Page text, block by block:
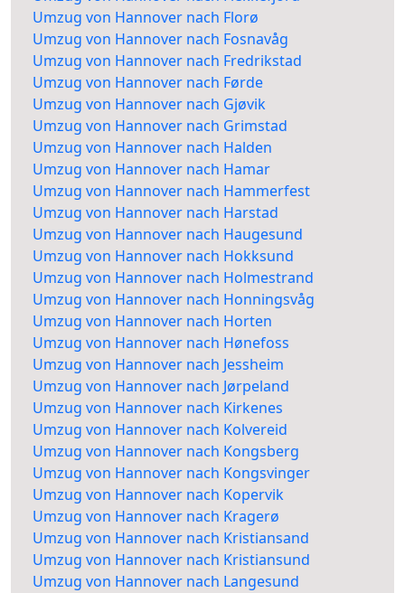
Umzug von Hannover nach Florø
Umzug von Hannover nach Fosnavåg
Umzug von Hannover nach Fredrikstad
Umzug von Hannover nach Førde
Umzug von Hannover nach Gjøvik
Umzug von Hannover nach Grimstad
Umzug von Hannover nach Halden
Umzug von Hannover nach Hamar
Umzug von Hannover nach Hammerfest
Umzug von Hannover nach Harstad
Umzug von Hannover nach Haugesund
Umzug von Hannover nach Hokksund
Umzug von Hannover nach Holmestrand
Umzug von Hannover nach Honningsvåg
Umzug von Hannover nach Horten
Umzug von Hannover nach Hønefoss
Umzug von Hannover nach Jessheim
Umzug von Hannover nach Jørpeland
Umzug von Hannover nach Kirkenes
Umzug von Hannover nach Kolvereid
Umzug von Hannover nach Kongsberg
Umzug von Hannover nach Kongsvinger
Umzug von Hannover nach Kopervik
Umzug von Hannover nach Kragerø
Umzug von Hannover nach Kristiansand
Umzug von Hannover nach Kristiansund
Umzug von Hannover nach Langesund